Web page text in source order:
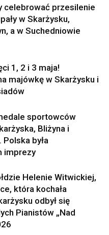
celebrować przesilenie
w Skarżysku,
a w Suchedniowie
1, 2 i 3 maja!
majówkę w Skarżysku i
sportowców
Bliżyna i
była
imprezy
Helenie Witwickiej,
która kochała
odbył się
Pianistów „Nad